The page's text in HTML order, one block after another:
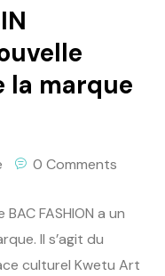
la marque
0 Comments
FASHION a un
Il s’agit du
culturel Kwetu Art